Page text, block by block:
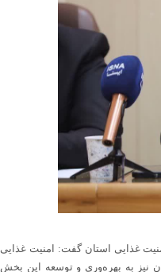
غذایی استان گفت: امنیت غذایی
نیز به بهره‌وری و توسعه این بخش